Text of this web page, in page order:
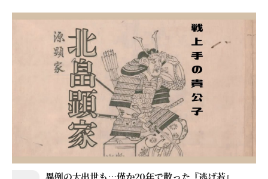
異例の大出世も…僅か20年で散った『逃げ若』